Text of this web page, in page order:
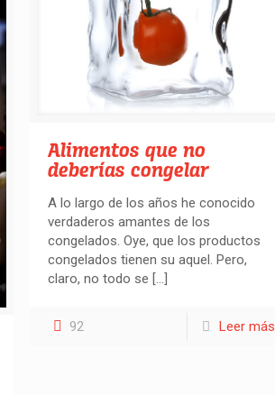
Alimentos que no
deberías congelar
A lo largo de los años he conocido
verdaderos amantes de los
congelados. Oye, que los productos
congelados tienen su aquel. Pero,
claro, no todo se […]
92 Leer más